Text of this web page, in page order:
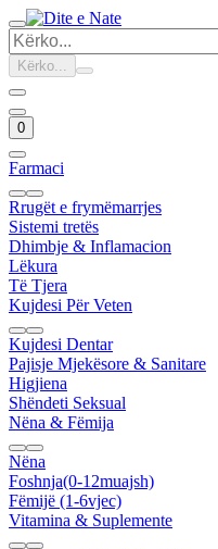
Kërko...
0
Farmaci
Rrugët e frymëmarrjes
Sistemi tretës
Dhimbje & Inflamacion
Lëkura
Të Tjera
Kujdesi Për Veten
Kujdesi Dentar
Pajisje Mjekësore & Sanitare
Higjiena
Shëndeti Seksual
Nëna & Fëmija
Nëna
Foshnja(0-12muajsh)
Fëmijë (1-6vjec)
Vitamina & Suplemente